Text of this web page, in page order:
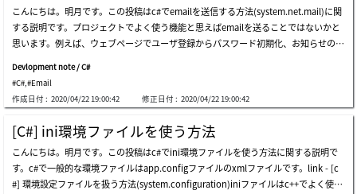
onsoft.jsonライブラリを連携しましょう。結果をみれば、stringタイプのjsonデータ
がクラスに変換されたし、クラスのデータがstringタイプのjsonデータに変換するこ
とを確認できます。注意点はjsonタイプでシングルクォートはstringでないことは定
数に表記されます。なのでjsonとクラスのデータタイプが合わない場合にはエラーが
発生します。後、上のことはプロパティ名とjsonのキーを一致しましたが、仕様によ
って一致できない場合もあります。その場合はjsonpropertyアトリビュートを利用し
て設定が可能です。newtonsoft.jsonのライブラリは様々な機能がありますが、私の
基準では上の以外には使わないです。ここまでc#でnewtonsoft.jsonライブラリを利
用してjsonデータ構造を扱う方法に関する説明でした。ご不明なところや間違いとこ
ろがあればコメントしてください。
こんにちは。明月です。この投稿はc#でemailを送信する方法(system.net.mail)に関
する説明です。プロジェクトでよく使う機能と思えばemailを送ることではないかと
思います。例えば、ウェブページでユーザ登録からパスワード初期化、お知らせのメ
中で.net frameworkのsystem.net.mailを使う方法があります。system.net.mailの場
合は.net frameworkの基本の機能なので別にnugetを利用してライブラリを連携する
必要がないです。ソースは作成しました。その後、smtpサーバーを設定しましょ
う。私の場合はgoogleメールを利用します。google mail - https://support.google.c
om/a/answer/176600?hl=ja先にクロームに接続して右上のアカウント管理に行きま
しょう。(ログインができなかった状況なら先にログインしてから。)アカウント管理
に移動して安全性の低いアプリのアクセスのタブに移動します。安全性の低いアプリ
の許可を有効にします。このチェックをしないと外部からグーグルメールを使用でき
Devlopment note / C#
#C#,#Email
作成日付 : 2020/04/22 19:00:42 修正日付 : 2020/04/22 19:00:42
[C#] ini環境ファイルを使う方法
こんにちは。明月です。この投稿はc#でini環境ファイルを使う方法に関する説明で
す。c#で一般的な環境ファイルはapp.configファイルのxmlファイルです。link - [c
#] 環境設定ファイルを扱う方法(system.configuration)iniファイルはc++でよく使う